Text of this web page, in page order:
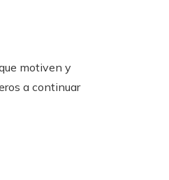
motiven y
a continuar